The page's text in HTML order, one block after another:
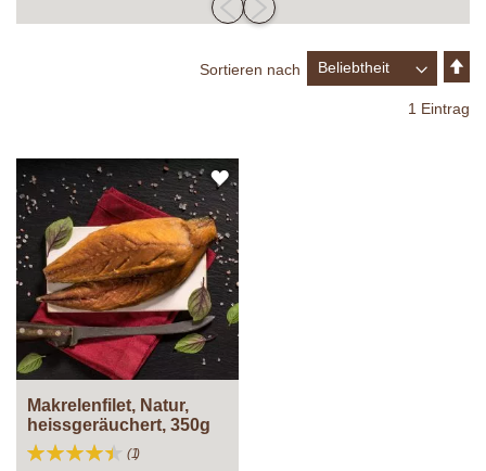
Sortieren nach
1 Eintrag
ZUR
WUNSCHLISTE
HINZUFÜGEN
Makrelenfilet, Natur,
heissgeräuchert, 350g
Bewertung:
1